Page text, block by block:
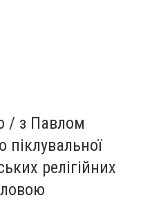
/ з Павлом
релігійних